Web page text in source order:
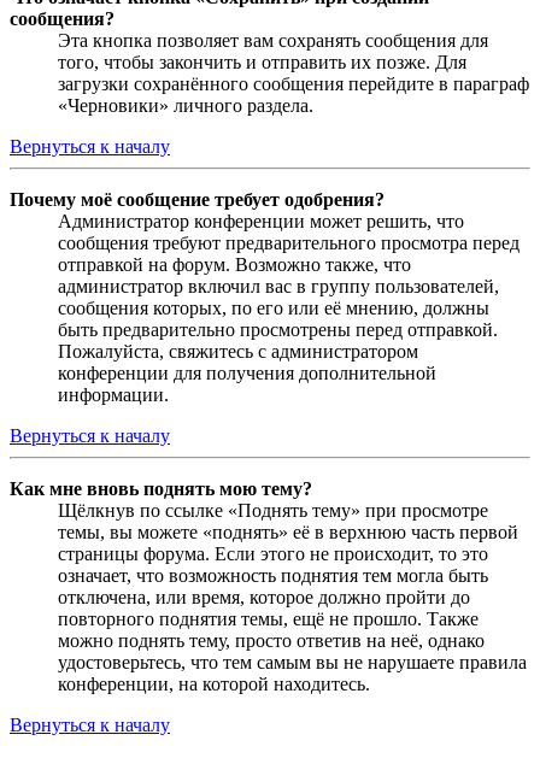
сообщения?
Эта кнопка позволяет вам сохранять сообщения для
того, чтобы закончить и отправить их позже. Для
загрузки сохранённого сообщения перейдите в параграф
«Черновики» личного раздела.
Вернуться к началу
Почему моё сообщение требует одобрения?
Администратор конференции может решить, что
сообщения требуют предварительного просмотра перед
отправкой на форум. Возможно также, что
администратор включил вас в группу пользователей,
сообщения которых, по его или её мнению, должны
быть предварительно просмотрены перед отправкой.
Пожалуйста, свяжитесь с администратором
конференции для получения дополнительной
информации.
Вернуться к началу
Как мне вновь поднять мою тему?
Щёлкнув по ссылке «Поднять тему» при просмотре
темы, вы можете «поднять» её в верхнюю часть первой
страницы форума. Если этого не происходит, то это
означает, что возможность поднятия тем могла быть
отключена, или время, которое должно пройти до
повторного поднятия темы, ещё не прошло. Также
можно поднять тему, просто ответив на неё, однако
удостоверьтесь, что тем самым вы не нарушаете правила
конференции, на которой находитесь.
Вернуться к началу